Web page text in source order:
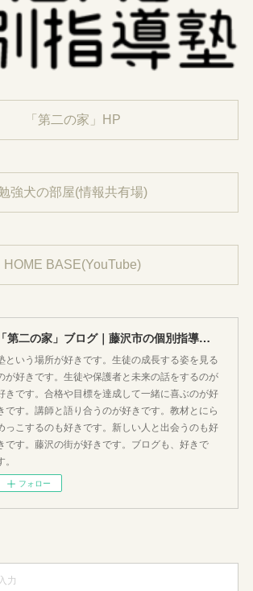
「第二の家」HP
強犬の部屋(情報共有場)
HOME BASE(YouTube)
「第二の家」ブログ｜藤沢市の個別指導塾のお話
という場所が好きです。生徒の成長する姿を見る
が好きです。生徒や保護者と未来の話をするのが
きです。合格や目標を達成して一緒に喜ぶのが好
です。講師と語り合うのが好きです。教材とにら
っこするのも好きです。新しい人と出会うのも好
です。藤沢の街が好きです。ブログも、好きで
。
フォロー